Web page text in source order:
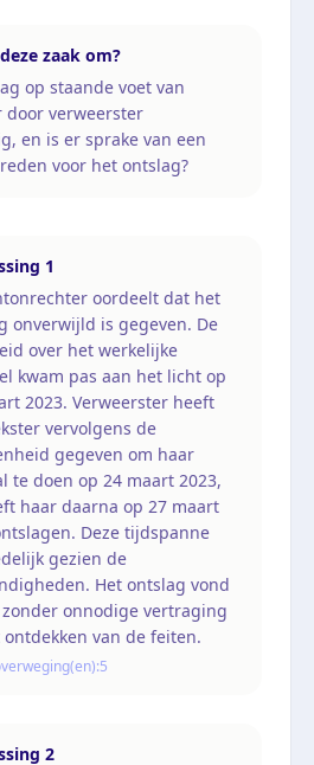
zaak om?
op staande voet van
door verweerster
en is er sprake van een
voor het ontslag?
1
oordeelt dat het
onverwijld is gegeven. De
over het werkelijke
kwam pas aan het licht op
2023. Verweerster heeft
vervolgens de
gegeven om haar
te doen op 24 maart 2023,
haar daarna op 27 maart
Deze tijdspanne
gezien de
Het ontslag vond
onnodige vertraging
ontdekken van de feiten.
5
2